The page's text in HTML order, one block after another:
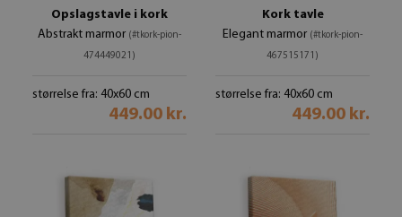
Opslagstavle i kork
Abstrakt marmor (#tkork-pion-
474449021)
størrelse fra: 40x60 cm
449.00 kr.
Kork tavle
Elegant marmor (#tkork-pion-
467515171)
størrelse fra: 40x60 cm
449.00 kr.